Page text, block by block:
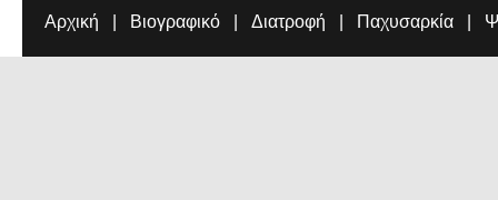
Αρχική Βιογραφικό Διατροφή Παχυσαρκία